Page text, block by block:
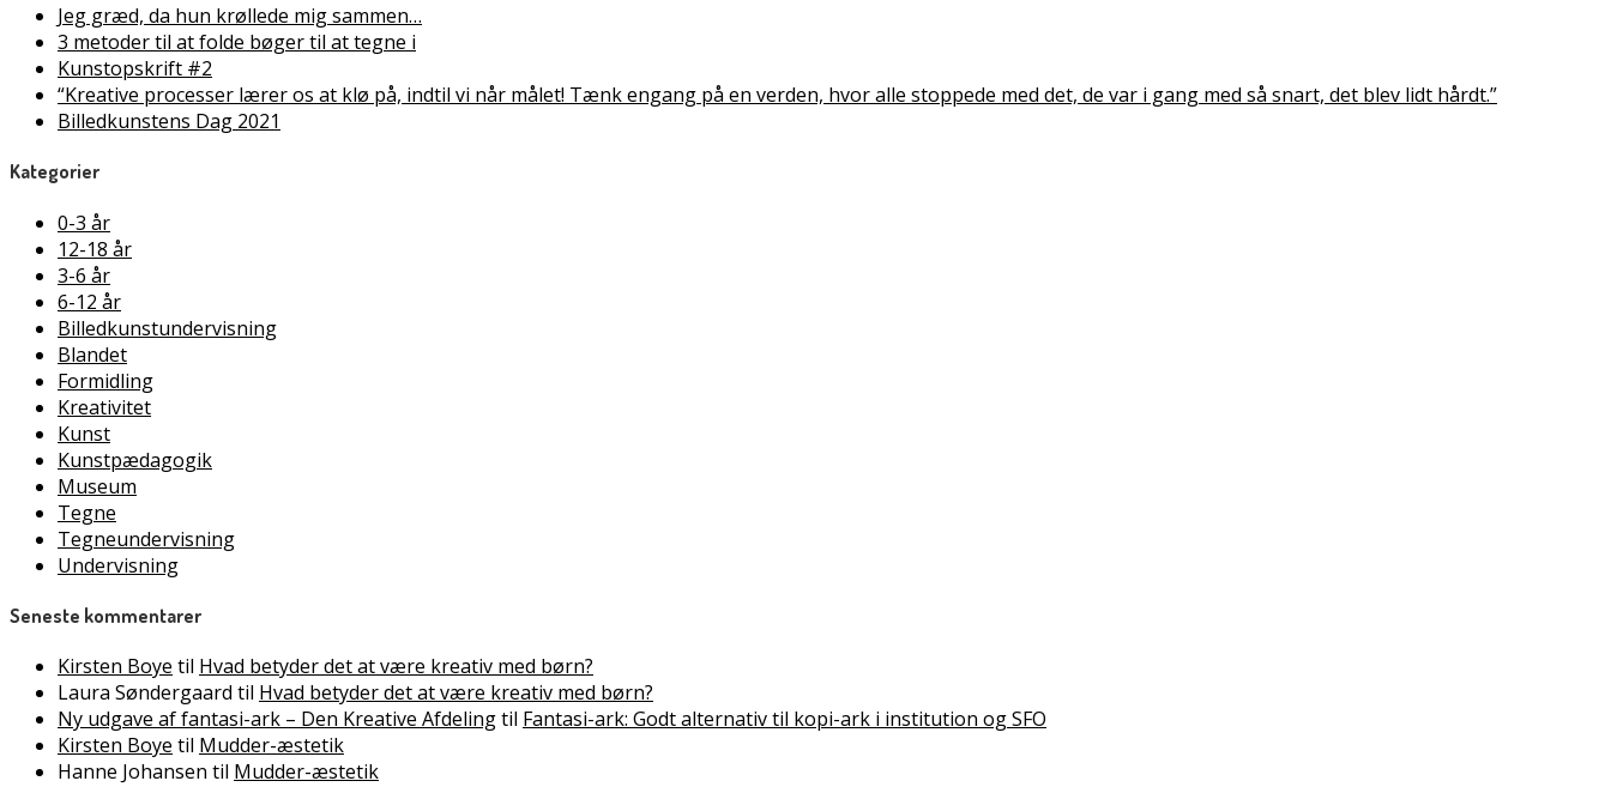
Jeg græd, da hun krøllede mig sammen…
3 metoder til at folde bøger til at tegne i
Kunstopskrift #2
“Kreative processer lærer os at klø på, indtil vi når målet! Tænk engang på en verden, hvor alle stoppede med det, de var i gang med så snart, det blev lidt hårdt.”
Billedkunstens Dag 2021
Kategorier
0-3 år
12-18 år
3-6 år
6-12 år
Billedkunstundervisning
Blandet
Formidling
Kreativitet
Kunst
Kunstpædagogik
Museum
Tegne
Tegneundervisning
Undervisning
Seneste kommentarer
Kirsten Boye til Hvad betyder det at være kreativ med børn?
Laura Søndergaard til Hvad betyder det at være kreativ med børn?
Ny udgave af fantasi-ark – Den Kreative Afdelingtil Fantasi-ark: Godt alternativ til kopi-ark i institution og SFO
Kirsten Boye til Mudder-æstetik
Hanne Johansen til Mudder-æstetik